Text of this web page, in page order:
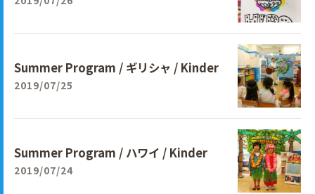
Summer Program / ギリシャ / Kinder
2019/07/25
Summer Program / ハワイ / Kinder
2019/07/24